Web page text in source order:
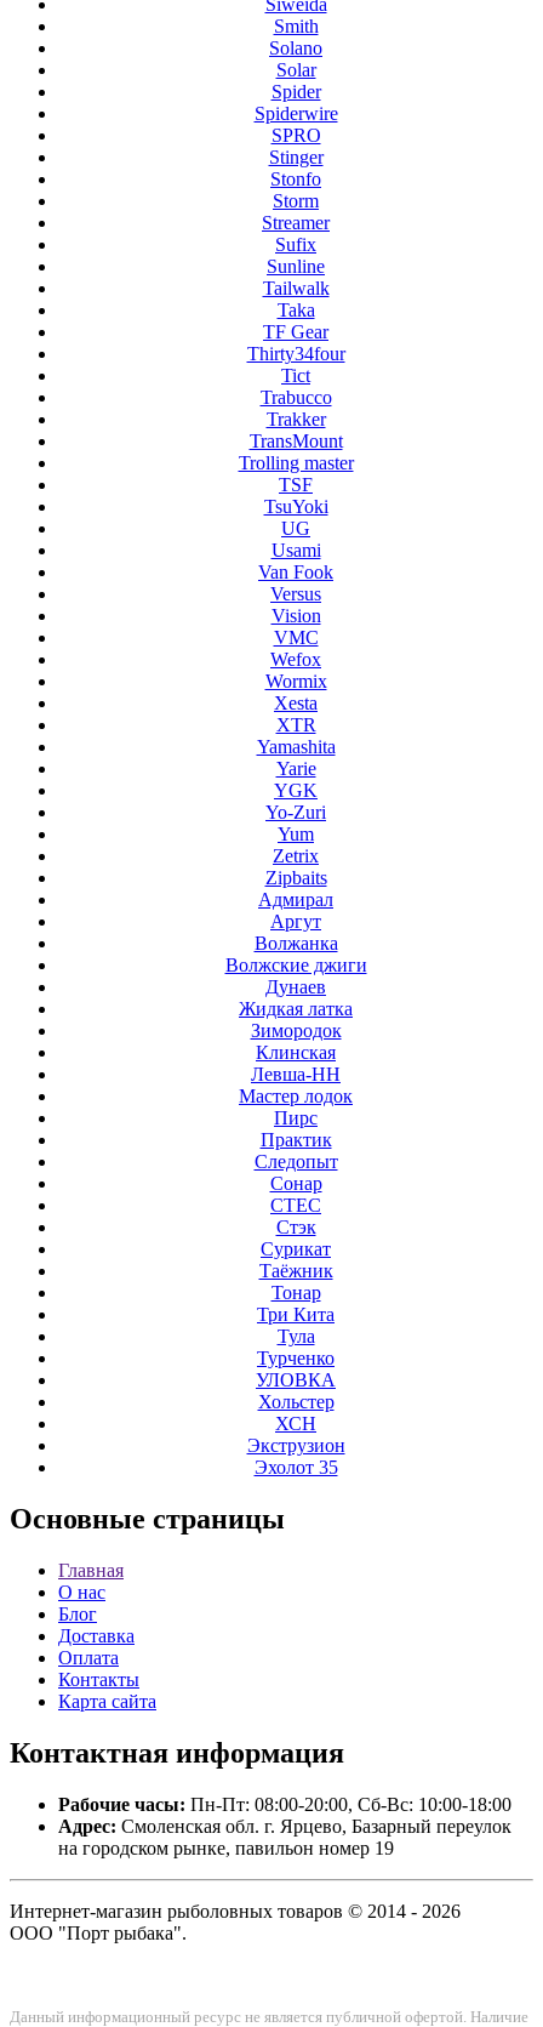
Siweida
Smith
Solano
Solar
Spider
Spiderwire
SPRO
Stinger
Stonfo
Storm
Streamer
Sufix
Sunline
Tailwalk
Taka
TF Gear
Thirty34four
Tict
Trabucco
Trakker
TransMount
Trolling master
TSF
TsuYoki
UG
Usami
Van Fook
Versus
Vision
VMC
Wefox
Wormix
Xesta
XTR
Yamashita
Yarie
YGK
Yo-Zuri
Yum
Zetrix
Zipbaits
Адмирал
Аргут
Волжанка
Волжские джиги
Дунаев
Жидкая латка
Зимородок
Клинская
Левша-НН
Мастер лодок
Пирс
Практик
Следопыт
Сонар
СТЕС
Стэк
Сурикат
Таёжник
Тонар
Три Кита
Тула
Турченко
УЛОВКА
Хольстер
ХСН
Экструзион
Эхолот 35
Основные страницы
Главная
О нас
Блог
Доставка
Оплата
Контакты
Карта сайта
Контактная информация
Рабочие часы: Пн-Пт: 08:00-20:00, Сб-Вс: 10:00-18:00
Адрес: Смоленская обл. г. Ярцево, Базарный переулок
на городском рынке, павильон номер 19
Интернет-магазин рыболовных товаров © 2014 - 2026
ООО "Порт рыбака".
Данный информационный ресурс не является публичной офертой. Наличие